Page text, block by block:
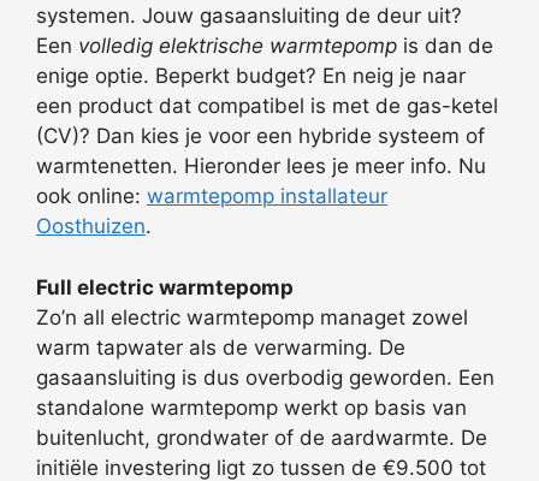
systemen. Jouw gasaansluiting de deur uit?
Een volledig elektrische warmtepomp is dan de
enige optie. Beperkt budget? En neig je naar
een product dat compatibel is met de gas-ketel
(CV)? Dan kies je voor een hybride systeem of
warmtenetten. Hieronder lees je meer info. Nu
ook online: warmtepomp installateur
Oosthuizen.
Full electric warmtepomp
Zo’n all electric warmtepomp managet zowel
warm tapwater als de verwarming. De
gasaansluiting is dus overbodig geworden. Een
standalone warmtepomp werkt op basis van
buitenlucht, grondwater of de aardwarmte. De
initiële investering ligt zo tussen de €9.500 tot